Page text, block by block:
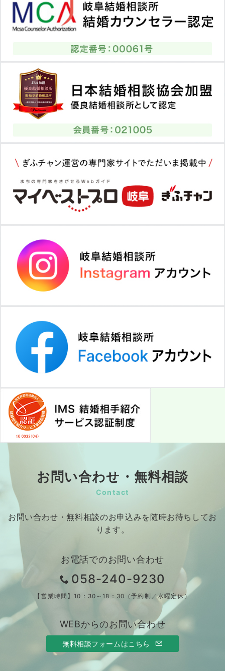
お問い合わせ・無料相談
Contact
お問い合わせ・無料相談のお申込みを随時お待ちしてお
ります。
お電話でのお問い合わせ
058-240-9230
【営業時間】10：30～18：30（予約制／水曜定休）
WEBからのお問い合わせ
無料相談フォームはこちら